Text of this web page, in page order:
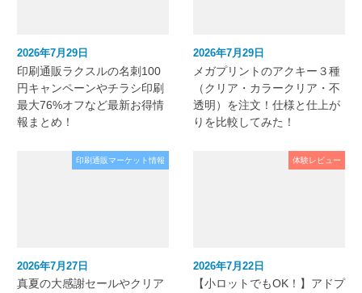
2026年7月29日
印刷通販ラクスルの名刺100
円キャンペーンやチラシ印刷
最大76%オフなど最新お得情
報まとめ！
2026年7月29日
メガプリントのアクキー３種
（クリア・カラークリア・不
透明）を注文！仕様と仕上が
りを比較してみた！
印刷通販マーケット情報
2026年7月27日
真夏の大感謝セールやクリア
体験レビュー
2026年7月22日
【小ロットでもOK！】アドプ